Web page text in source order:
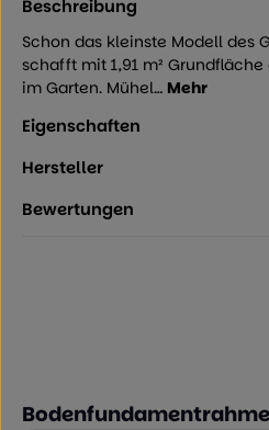
Beschreibung
Schon das kleinste Modell des
schafft mit 1,91 m²
im Garten. Mühel… Mehr
Eigenschaften
Hersteller
Bewertungen
Produktgalerie überspringen